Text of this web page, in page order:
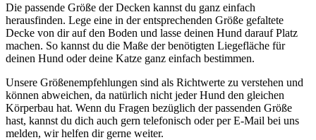
Die passende Größe der Decken kannst du ganz einfach
herausfinden. Lege eine in der entsprechenden Größe gefaltete
Decke von dir auf den Boden und lasse deinen Hund darauf Platz
machen. So kannst du die Maße der benötigten Liegefläche für
deinen Hund oder deine Katze ganz einfach bestimmen.
Unsere Größenempfehlungen sind als Richtwerte zu verstehen und
können abweichen, da natürlich nicht jeder Hund den gleichen
Körperbau hat. Wenn du Fragen bezüglich der passenden Größe
hast, kannst du dich auch gern telefonisch oder per E-Mail bei uns
melden, wir helfen dir gerne weiter.